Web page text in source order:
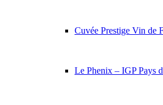
Cuvée Prestige Vin de
Le Phenix – IGP Pays